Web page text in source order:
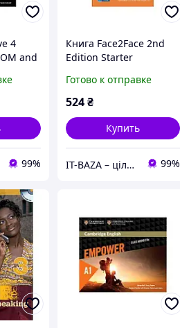
4
and
99%
Книга Face2Face 2nd
Edition Starter
Audio CD
(9781107614734)
Press
Готово к отправке
524₴
Купить
IT-BAZA – ціла база потрібних речей для всієї родини 99%